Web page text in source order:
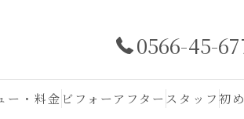
0566-45-
ー・料金 ビフォーアフター スタッフ初